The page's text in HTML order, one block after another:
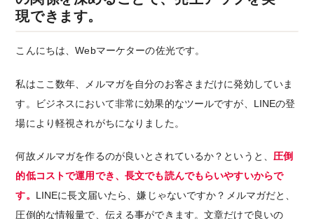
現できます。
こんにちは、Webマーケターの佐光です。
私はここ数年、メルマガを自分のお客さまだけに発効していま
す。ビジネスにおいて非常に効果的なツールですが、LINEの登
場により軽視されがちになりました。
何故メルマガを作るのが良いとされているか？というと、圧倒
的低コストで運用でき、長文でも読んでもらいやすいからで
す。 LINEに長文届いたら、嫌じゃないですか？メルマガだと、
圧倒的な情報量で、伝える事ができます。文章だけで良いの